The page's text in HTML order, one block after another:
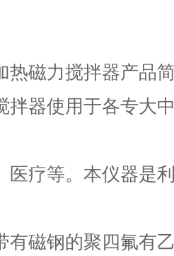
热磁力搅拌器产品
拌器使用于各专大
医疗等。本仪器是
有磁钢的聚四氟有